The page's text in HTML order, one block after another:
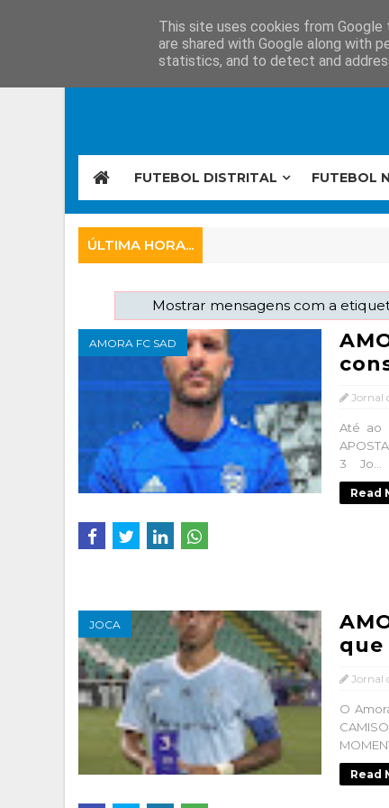
FUTEBOL DISTRITAL FUTEBOL
ÚLTIMA HORA...
Mostrar mensagens com a
AMORA FC SAD
Jornal
Até ao
3 Jo...
Read
JOCA
que
Jornal
O
Read
This site uses cookies from
are shared with Google along with
statistics, and to detect and